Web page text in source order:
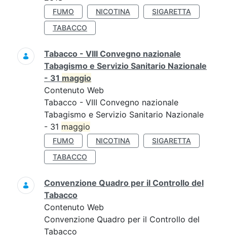
FUMO NICOTINA
SIGARETTA
TABACCO
Tabacco - VIII Convegno nazionale
Tabagismo e Servizio Sanitario Nazionale
- 31 maggio
Contenuto Web
Tabacco - VIII Convegno nazionale
Tabagismo e Servizio Sanitario Nazionale
- 31 maggio
FUMO NICOTINA
SIGARETTA
TABACCO
Convenzione Quadro per il Controllo del
Tabacco
Contenuto Web
Convenzione Quadro per il Controllo del
Tabacco